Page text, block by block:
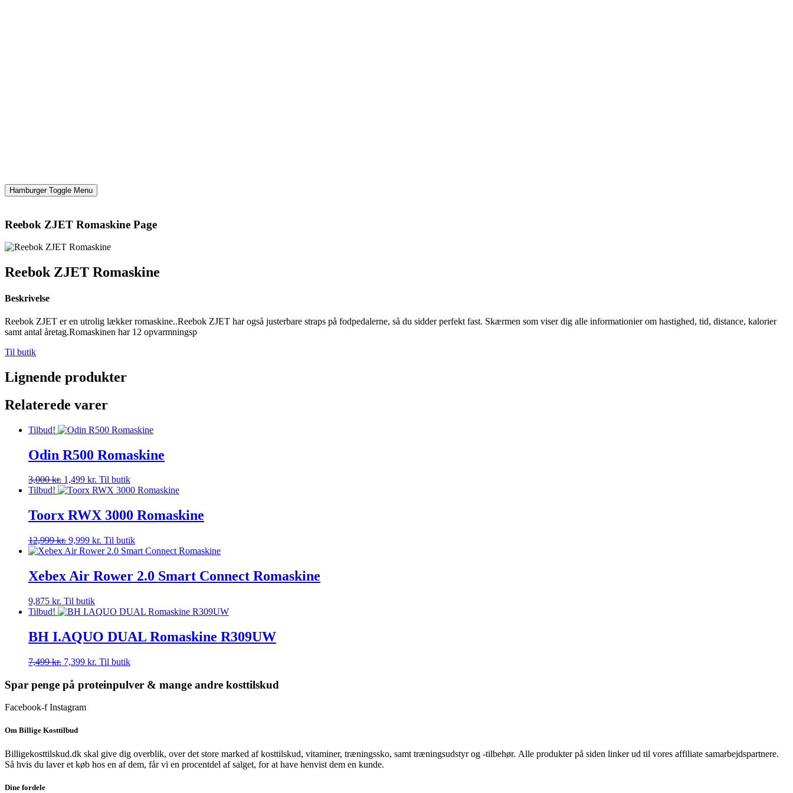
Hamburger Toggle Menu
Reebok ZJET Romaskine Page
Reebok ZJET Romaskine
Beskrivelse
Reebok ZJET er en utrolig lækker romaskine..Reebok ZJET har også justerbare straps på fodpedalerne, så du sidder perfekt fast. Skærmen som viser dig alle informationier om hastighed, tid, distance, kalorier
samt antal åretag.Romaskinen har 12 opvarmningsp
Til butik
Lignende produkter
Relaterede varer
Tilbud!
Odin R500 Romaskine
3,000kr. Den
oprindelige
var:
3,000 kr..
1,499 kr. Den
aktuelle
er:
1,499 kr..
Til butik
Tilbud!
Toorx RWX 3000 Romaskine
12,999kr. Den
oprindelige
var:
12,999 kr..
9,999 kr. Den
aktuelle
er:
9,999 kr..
Til butik
Xebex Air Rower 2.0 Smart Connect Romaskine
9,875 kr. Til butik
Tilbud!
BH I.AQUO DUAL Romaskine R309UW
7,499kr. Den
pris
var:
7,499 kr..
7,399 kr. Den
pris
Til butik
Spar penge på proteinpulver & mange andre kosttilskud
Facebook-f Instagram
Om Billige Kosttilbud
Billigekosttilskud.dk skal give dig overblik, over det store marked af kosttilskud, vitaminer, træningssko, samt træningsudstyr og -tilbehør. Alle produkter på siden linker ud til vores affiliate samarbejdspartnere.
Så hvis du laver et køb hos en af dem, får vi en procentdel af salget, for at have henvist dem en kunde.
Dine fordele